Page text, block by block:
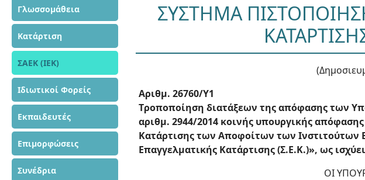
Γλωσσομάθεια
Κατάρτιση
ΣΑΕΚ (ΙΕΚ)
Ιδιωτικοί Φορείς
Εκπαιδευτές
Επιμορφώσεις
Συνέδρια
ΣΥΣΤΗΜΑ
Αριθμ. 26760/Y1
Tροποποίηση διατάξεων της απόφασης των
αριθμ. 2944/2014 κοινής υπουργικής
Κατάρτισης των Αποφοίτων των Ινστιτούτων
Επαγγελματικής Κατάρτισης (Σ.Ε.Κ.)», ως
ΟΙ